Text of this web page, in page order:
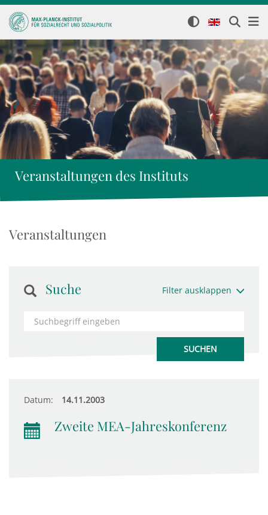
Veranstaltungen des Instituts
Veranstaltungen
Suche Filter ausklappen
Datum: 14.11.2003
Zweite MEA-Jahreskonferenz